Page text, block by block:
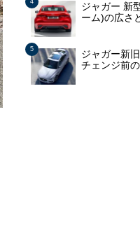
ジャガー 新
ーム)の広さ
ジャガー新
チェンジ前